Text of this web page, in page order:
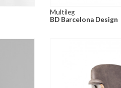
Multileg
BD Barcelona Design